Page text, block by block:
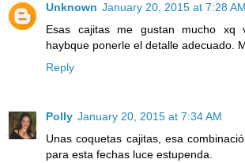
Unknown January 20, 2015 at 7:28 AM
Esas cajitas me gustan mucho xq
haybque ponerle el detalle adecuado.
Reply
Polly January 20, 2015 at 7:34 AM
Unas coquetas cajitas, esa
para esta fechas luce estupenda.